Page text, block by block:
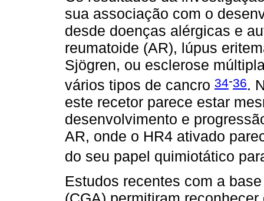
sua associação com o
desde doenças alérgicas e
reumatoide (AR), lúpus
Sjögren, ou esclerose
vários tipos de cancro 34-36.
este recetor parece estar
desenvolvimento e
AR, onde o HR4 ativado
do seu papel quimiotático
Estudos recentes com a